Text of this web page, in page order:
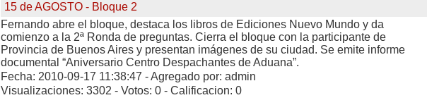
15 de AGOSTO - Bloque 2
Fernando abre el bloque, destaca los libros de Ediciones Nuevo Mundo y da
comienzo a la 2ª Ronda de preguntas. Cierra el bloque con la participante de
Provincia de Buenos Aires y presentan imágenes de su ciudad. Se emite informe
documental “Aniversario Centro Despachantes de Aduana”.
Fecha: 2010-09-17 11:38:47 - Agregado por: admin
Visualizaciones: 3302 - Votos: 0 - Calificacion: 0